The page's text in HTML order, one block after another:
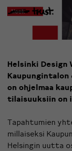
Helsinki Design
Kaupungintalon
on ohjelmaa
tilaisuuksiin on
Tapahtumien
millaiseksi
Helsingin uutta